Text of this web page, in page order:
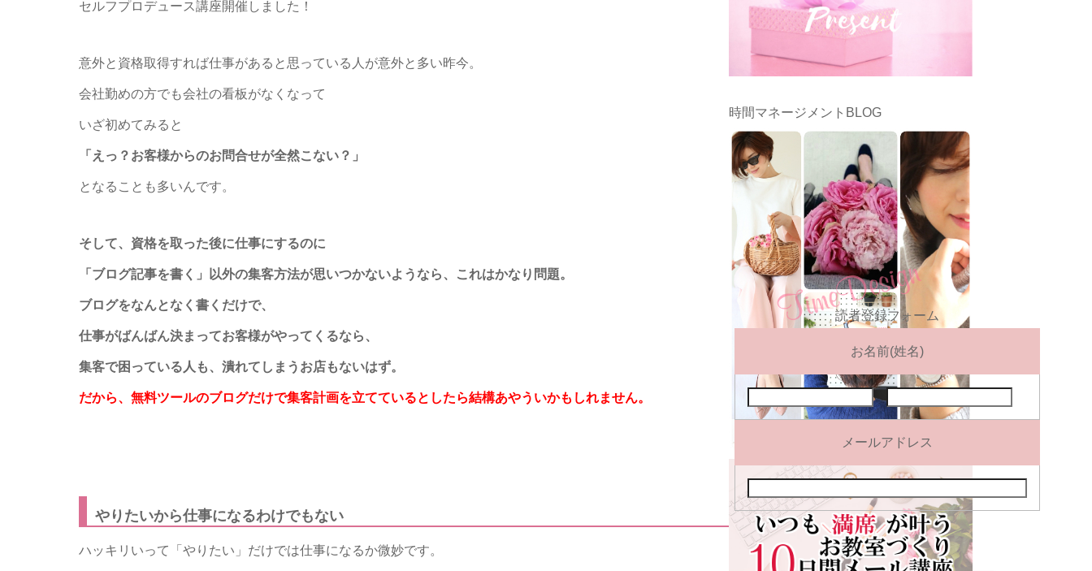
セルフプロデュース講座開催しました！
意外と資格取得すれば仕事があると思っている人が意外と多い昨今。
会社勤めの方でも会社の看板がなくなって
いざ初めてみると
「えっ？お客様からのお問合せが全然こない？」
となることも多いんです。
そして、資格を取った後に仕事にするのに
「ブログ記事を書く」以外の集客方法が思いつかないようなら、これはかなり問題。
ブログをなんとなく書くだけで、
仕事がばんばん決まってお客様がやってくるなら、
集客で困っている人も、潰れてしまうお店もないはず。
だから、無料ツールのブログだけで集客計画を立てているとしたら結構あやういかもしれません。
やりたいから仕事になるわけでもない
ハッキリいって「やりたい」だけでは仕事になるか微妙です。
時間マネージメントBLOG
読者登録フォーム
お名前(姓名)
メールアドレス